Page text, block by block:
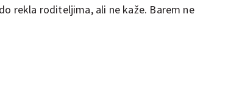
rekla roditeljima, ali ne kaže. Barem ne